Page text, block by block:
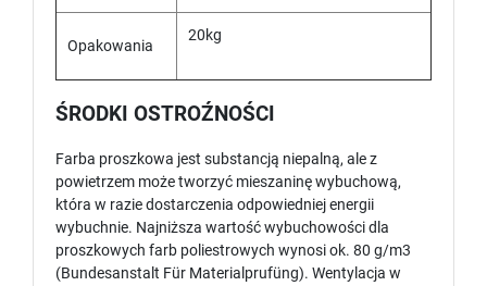
Opakowania
20kg
ŚRODKI OSTROŹNOŚCI
Farba proszkowa jest substancją niepalną, ale z
powietrzem może tworzyć mieszaninę wybuchową,
która w razie dostarczenia odpowiedniej energii
wybuchnie. Najniższa wartość wybuchowości dla
proszkowych farb poliestrowych wynosi ok. 80 g/m3
(Bundesanstalt Für Materialprufüng). Wentylacja w